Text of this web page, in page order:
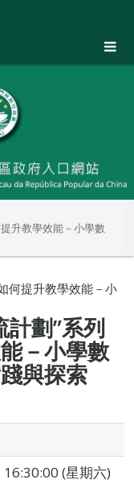
升教學效能－小學數
何提升教學效能－小
計劃”系列
－小學數
與探索
(星期六)